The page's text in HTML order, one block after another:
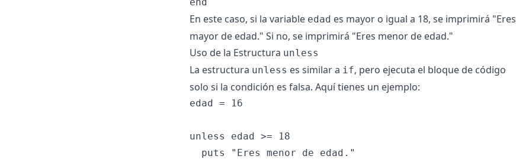
En este caso, si la variable edad es mayor o igual a 18, se imprimirá "Eres
mayor de edad." Si no, se imprimirá "Eres menor de edad."
Uso de la Estructura unless
La estructura unless es similar a if, pero ejecuta el bloque de código
solo si la condición es falsa. Aquí tienes un ejemplo:
edad = 16
unless edad >= 18
  puts "Eres menor de edad."